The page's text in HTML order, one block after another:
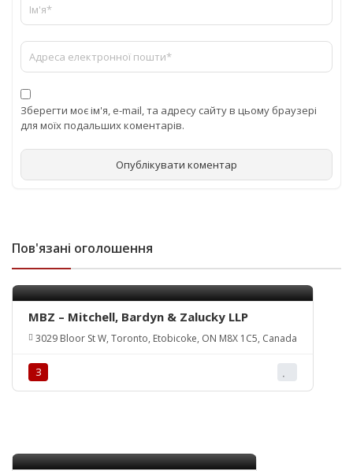
Зберегти моє ім'я, e-mail, та адресу сайту в цьому браузері
для моїх подальших коментарів.
Пов'язані оголошення
MBZ – Mitchell, Bardyn & Zalucky LLP
3029 Bloor St W, Toronto, Etobicoke, ON M8X 1C5, Canada
З